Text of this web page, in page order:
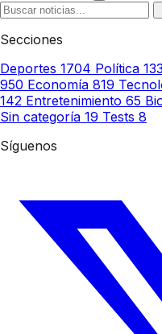
Secciones
Deportes 1704 Política
950 Economía 819
142 Entretenimiento 65
Sin categoría 19 Tests 8
Síguenos